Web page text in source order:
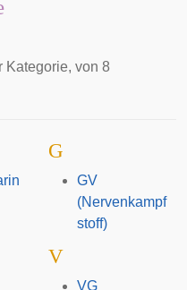
Kategorie, von 8
G
GV
(Nervenkampf
stoff)
V
VG